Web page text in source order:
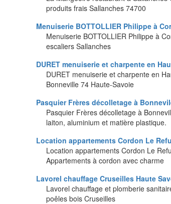
produits frais Sallanches 74700
Menuiserie BOTTOLLIER Philippe à
Menuiserie BOTTOLLIER Philippe à
escaliers Sallanches
DURET menuiserie et charpente en
DURET menuiserie et charpente en
Bonneville 74 Haute-Savoie
Pasquier Frères décolletage à
Pasquier Frères décolletage à
laiton, aluminium et matière plastique.
Location appartements Cordon Le
Location appartements Cordon Le
Appartements à cordon avec charme
Lavorel chauffage Cruseilles Haute
Lavorel chauffage et plomberie
poêles bois Cruseilles